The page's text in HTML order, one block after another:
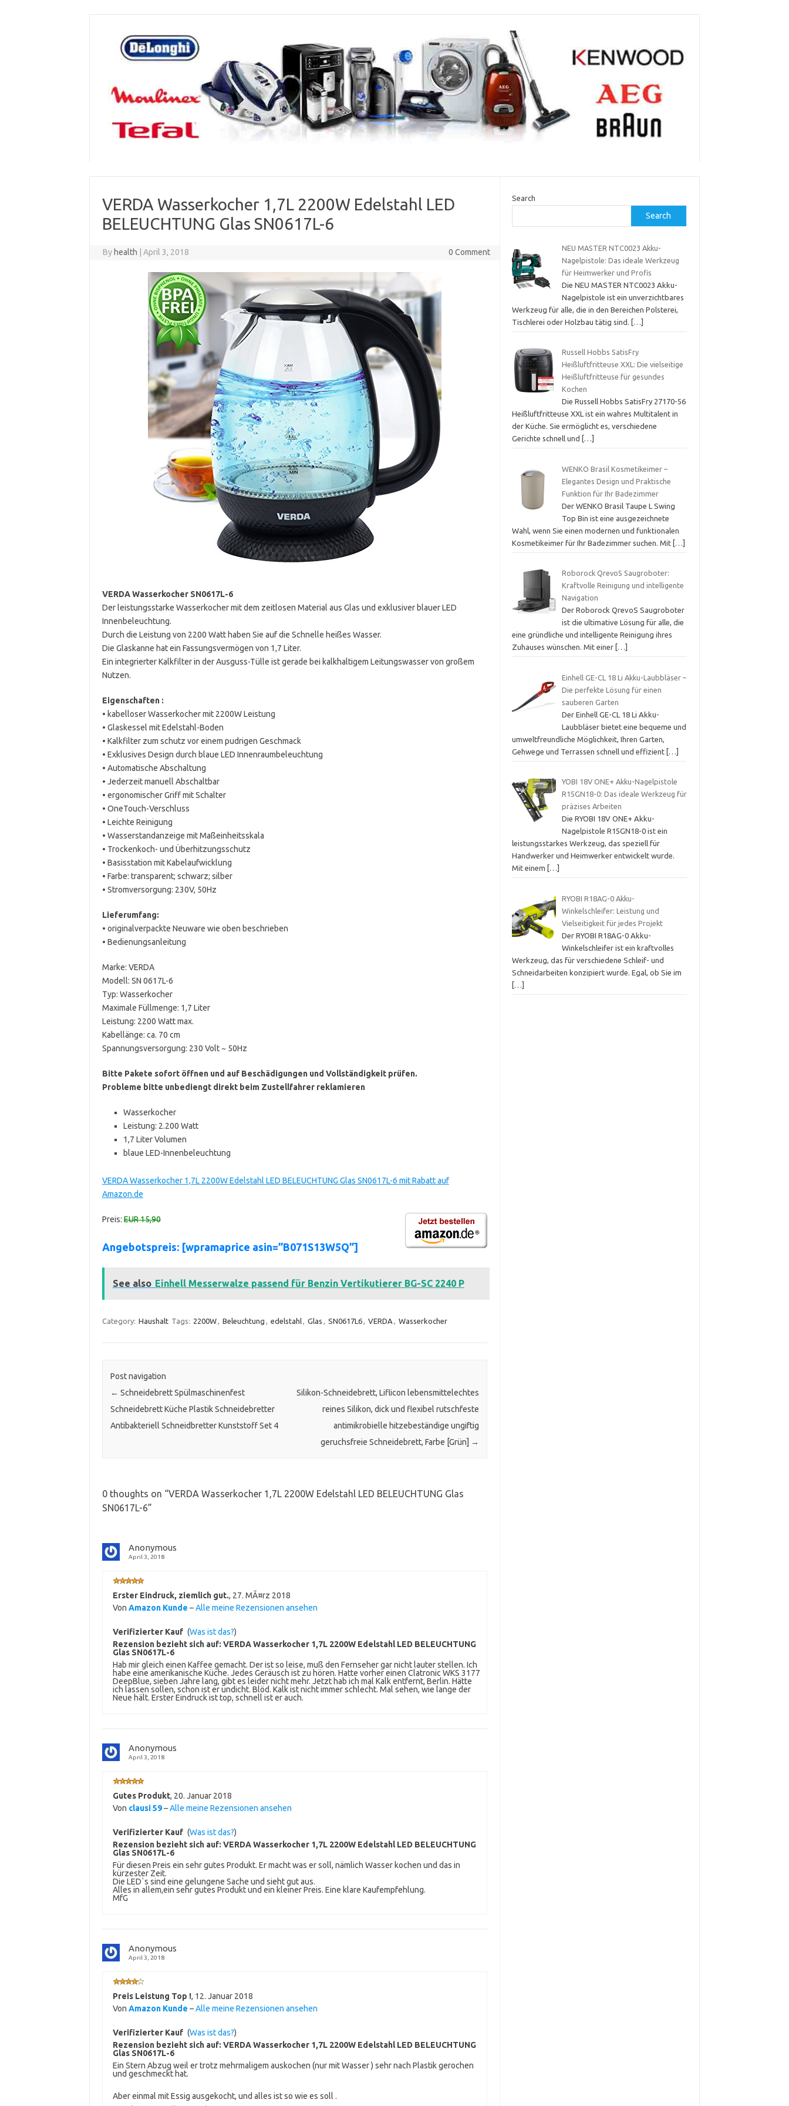
VERDA Wasserkocher 1,7L 2200W Edelstahl LED
BELEUCHTUNG Glas SN0617L-6
By health April 3, 2018 0 Comment
VERDA Wasserkocher SN0617L-6
Der leistungsstarke Wasserkocher mit dem zeitlosen Material aus Glas und exklusiver blauer LED
Innenbeleuchtung.
Durch die Leistung von 2200 Watt haben Sie auf die Schnelle heißes Wasser.
Die Glaskanne hat ein Fassungsvermögen von 1,7 Liter.
Ein integrierter Kalkfilter in der Ausguss-Tülle ist gerade bei kalkhaltigem Leitungswasser von großem
Nutzen.
Eigenschaften :
• kabelloser Wasserkocher mit 2200W Leistung
• Glaskessel mit Edelstahl-Boden
• Kalkfilter zum schutz vor einem pudrigen Geschmack
• Exklusives Design durch blaue LED Innenraumbeleuchtung
• Automatische Abschaltung
• Jederzeit manuell Abschaltbar
• ergonomischer Griff mit Schalter
• OneTouch-Verschluss
• Leichte Reinigung
• Wasserstandanzeige mit Maßeinheitsskala
• Trockenkoch- und Überhitzungsschutz
• Basisstation mit Kabelaufwicklung
• Farbe: transparent; schwarz; silber
• Stromversorgung: 230V, 50Hz
Lieferumfang:
• originalverpackte Neuware wie oben beschrieben
• Bedienungsanleitung
Marke: VERDA
Modell: SN 0617L-6
Typ: Wasserkocher
Maximale Füllmenge: 1,7 Liter
Leistung: 2200 Watt max.
Kabellänge: ca. 70 cm
Spannungsversorgung: 230 Volt ~ 50Hz
Bitte Pakete sofort öffnen und auf Beschädigungen und Vollständigkeit prüfen.
Probleme bitte unbediengt direkt beim Zustellfahrer reklamieren
Wasserkocher
Leistung: 2.200 Watt
1,7 Liter Volumen
blaue LED-Innenbeleuchtung
VERDA Wasserkocher 1,7L 2200W Edelstahl LED BELEUCHTUNG Glas SN0617L-6 mit Rabatt auf
Amazon.de
Preis:EUR 15,90
Angebotspreis: [wpramaprice asin=”B071S13W5Q”]
See also Einhell Messerwalze passend für Benzin Vertikutierer BG-SC 2240 P
Category: Haushalt Tags: 2200W, Beleuchtung , edelstahl, Glas , SN0617L6, VERDA , Wasserkocher
Post navigation
← Schneidebrett Spülmaschinenfest
Schneidebrett Küche Plastik Schneidebretter
Antibakteriell Schneidbretter Kunststoff Set 4
Silikon-Schneidebrett, Liflicon lebensmittelechtes
reines Silikon, dick und flexibel rutschfeste
antimikrobielle hitzebeständige ungiftig
geruchsfreie Schneidebrett, Farbe [Grün] →
0 thoughts on “VERDA Wasserkocher 1,7L 2200W Edelstahl LED BELEUCHTUNG Glas
SN0617L-6”
Anonymous
April 3, 2018
Erster Eindruck, ziemlich gut., 27. MÃ¤rz 2018
Von Amazon Kunde –Alle meine Rezensionen ansehen
Verifizierter Kauf (Was ist das?)
Rezension bezieht sich auf: VERDA Wasserkocher 1,7L 2200W Edelstahl LED BELEUCHTUNG
Glas SN0617L-6
Hab mir gleich einen Kaffee gemacht. Der ist so leise, muß den Fernseher gar nicht lauter stellen. Ich
habe eine amerikanische Küche. Jedes Geräusch ist zu hören. Hatte vorher einen Clatronic WKS 3177
DeepBlue, sieben Jahre lang, gibt es leider nicht mehr. Jetzt hab ich mal Kalk entfernt, Berlin. Hätte
ich lassen sollen, schon ist er undicht. Blöd. Kalk ist nicht immer schlecht. Mal sehen, wie lange der
Neue hält. Erster Eindruck ist top, schnell ist er auch.
Anonymous
April 3, 2018
Gutes Produkt, 20. Januar 2018
Von clausi 59–Alle meine Rezensionen ansehen
Verifizierter Kauf (Was ist das?)
Rezension bezieht sich auf: VERDA Wasserkocher 1,7L 2200W Edelstahl LED BELEUCHTUNG
Glas SN0617L-6
Für diesen Preis ein sehr gutes Produkt. Er macht was er soll, nämlich Wasser kochen und das in
kürzester Zeit.
Die LED`s sind eine gelungene Sache und sieht gut aus.
Alles in allem,ein sehr gutes Produkt und ein kleiner Preis. Eine klare Kaufempfehlung.
MfG
Anonymous
April 3, 2018
Preis Leistung Top !, 12. Januar 2018
Von Amazon Kunde –Alle meine Rezensionen ansehen
Verifizierter Kauf (Was ist das?)
Rezension bezieht sich auf: VERDA Wasserkocher 1,7L 2200W Edelstahl LED BELEUCHTUNG
Glas SN0617L-6
Ein Stern Abzug weil er trotz mehrmaligem auskochen (nur mit Wasser ) sehr nach Plastik gerochen
und geschmeckt hat.
Aber einmal mit Essig ausgekocht, und alles ist so wie es soll .
Search
Search
NEU MASTER NTC0023 Akku-
Nagelpistole: Das ideale Werkzeug
für Heimwerker und Profis
Die NEU MASTER NTC0023 Akku-
Nagelpistole ist ein unverzichtbares
Werkzeug für alle, die in den Bereichen Polsterei,
Tischlerei oder Holzbau tätig sind.
[…]
Russell Hobbs SatisFry
Heißluftfritteuse XXL: Die vielseitige
Heißluftfritteuse für gesundes
Kochen
Die Russell Hobbs SatisFry 27170-56
Heißluftfritteuse XXL ist ein wahres Multitalent in
der Küche. Sie ermöglicht es, verschiedene
Gerichte schnell und
[…]
WENKO Brasil Kosmetikeimer –
Elegantes Design und Praktische
Funktion für Ihr Badezimmer
Der WENKO Brasil Taupe L Swing
Top Bin ist eine ausgezeichnete
Wahl, wenn Sie einen modernen und funktionalen
Kosmetikeimer für Ihr Badezimmer suchen. Mit […]
Roborock QrevoS Saugroboter:
Kraftvolle Reinigung und intelligente
Navigation
Der Roborock QrevoS Saugroboter
ist die ultimative Lösung für alle, die
eine gründliche und intelligente Reinigung ihres
Zuhauses wünschen. Mit einer […]
Einhell GE-CL 18 Li Akku-Laubbläser –
Die perfekte Lösung für einen
sauberen Garten
Der Einhell GE-CL 18 Li Akku-
Laubbläser bietet eine bequeme und
umweltfreundliche Möglichkeit, Ihren Garten,
Gehwege und Terrassen schnell und effizient […]
YOBI 18V ONE+ Akku-Nagelpistole
R15GN18-0: Das ideale Werkzeug für
präzises Arbeiten
Die RYOBI 18V ONE+ Akku-
Nagelpistole R15GN18-0 ist ein
leistungsstarkes Werkzeug, das speziell für
Handwerker und Heimwerker entwickelt wurde.
Mit einem
[…]
RYOBI R18AG-0 Akku-
Winkelschleifer: Leistung und
Vielseitigkeit für jedes Projekt
Der RYOBI R18AG-0 Akku-
Winkelschleifer ist ein kraftvolles
Werkzeug, das für verschiedene Schleif- und
Schneidarbeiten konzipiert wurde. Egal, ob Sie im
[…]